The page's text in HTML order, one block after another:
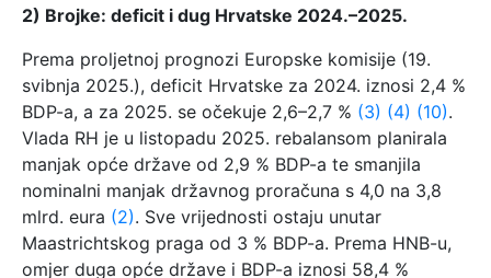
2) Brojke: deficit i dug Hrvatske 2024.–2025.
Prema proljetnoj prognozi Europske komisije (19.
svibnja 2025.), deficit Hrvatske za 2024. iznosi 2,4 %
BDP-a, a za 2025. se očekuje 2,6–2,7 % (3) (4) (10).
Vlada RH je u listopadu 2025. rebalansom planirala
manjak opće države od 2,9 % BDP-a te smanjila
nominalni manjak državnog proračuna s 4,0 na 3,8
mlrd. eura (2). Sve vrijednosti ostaju unutar
Maastrichtskog praga od 3 % BDP-a. Prema HNB-u,
omjer duga opće države i BDP-a iznosi 58,4 %